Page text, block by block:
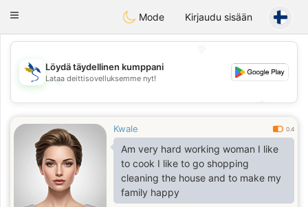
SvenskaDating
Toggle
Mode Kirjaudu sisään
💖
💕
Löydä täydellinen kumppani
Lataa deittisovelluksemme nyt!
Kwale 0.4
Am very hard working woman I like
to cook I like to go shopping
cleaning the house and to make my
family happy